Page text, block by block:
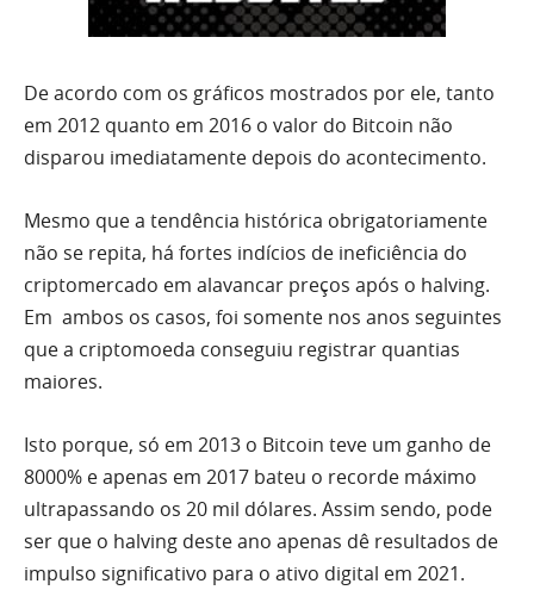
De acordo com os gráficos mostrados por ele, tanto
em 2012 quanto em 2016 o valor do Bitcoin não
disparou imediatamente depois do acontecimento.
Mesmo que a tendência histórica obrigatoriamente
não se repita, há fortes indícios de ineficiência do
criptomercado em alavancar preços após o halving.
Em ambos os casos, foi somente nos anos seguintes
que a criptomoeda conseguiu registrar quantias
maiores.
Isto porque, só em 2013 o Bitcoin teve um ganho de
8000% e apenas em 2017 bateu o recorde máximo
ultrapassando os 20 mil dólares. Assim sendo, pode
ser que o halving deste ano apenas dê resultados de
impulso significativo para o ativo digital em 2021.